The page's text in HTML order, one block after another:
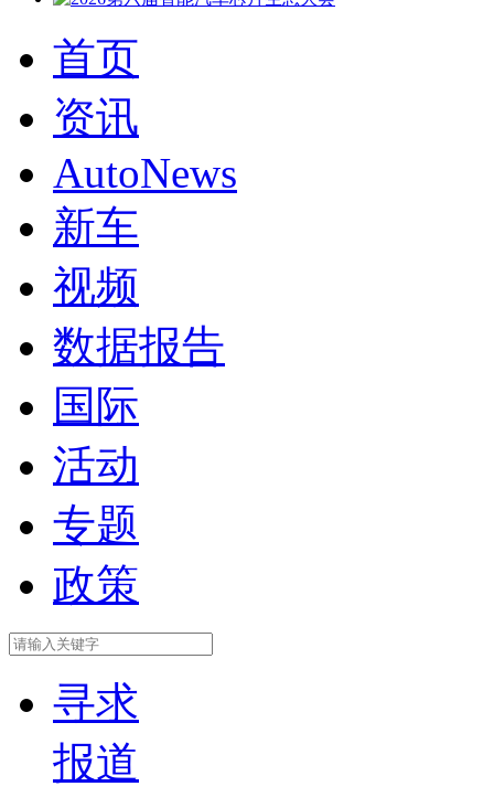
首页
资讯
AutoNews
新车
视频
数据报告
国际
活动
专题
政策
寻求
报道